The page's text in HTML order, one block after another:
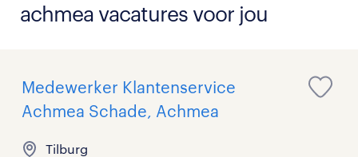
achmea vacatures voor jou
Medewerker Klantenservice
Achmea Schade, Achmea
Tilburg